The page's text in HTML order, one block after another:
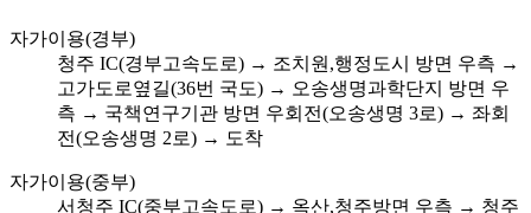
자가이용(경부)
청주 IC(경부고속도로) → 조치원,행정도시 방면 우측 →
고가도로옆길(36번 국도) → 오송생명과학단지 방면 우
측 → 국책연구기관 방면 우회전(오송생명 3로) → 좌회
전(오송생명 2로) → 도착
자가이용(중부)
서청주 IC(중부고속도로) → 옥산,청주방면 우측 → 청주